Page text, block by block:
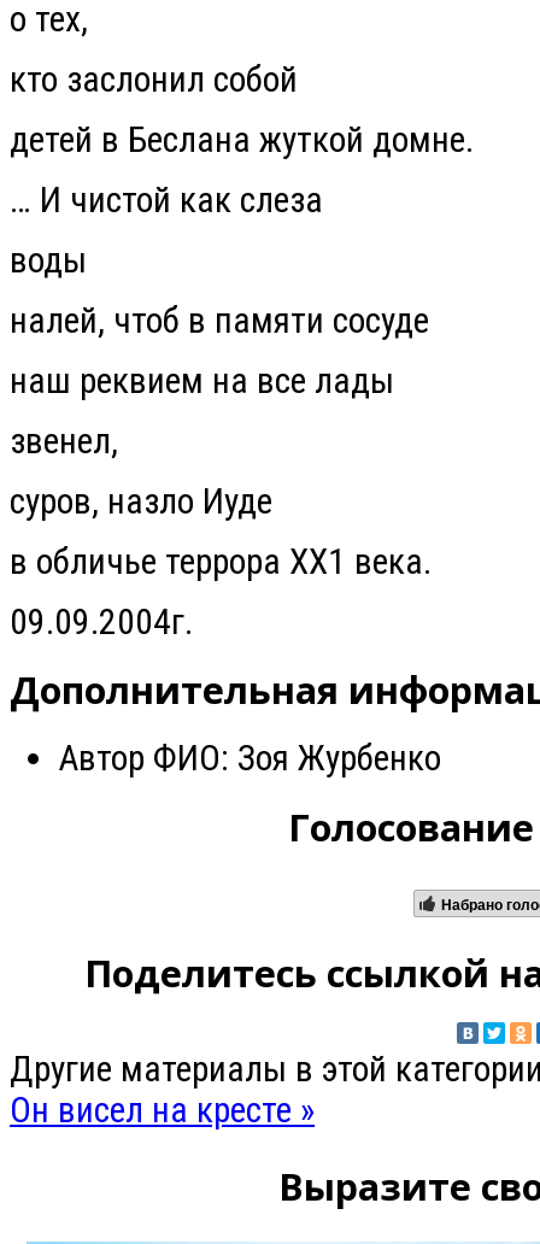
о тех,
кто заслонил собой
детей в Беслана жуткой домне.
… И чистой как слеза
воды
налей, чтоб в памяти сосуде
наш реквием на все лады
звенел,
суров, назло Иуде
в обличье террора ХХ1 века.
09.09.2004г.
Дополнительная
Автор ФИО: Зоя Журбенко
Набрано
Поделитесь ссылкой
Другие материалы в этой
Он висел на кресте »
Выразите